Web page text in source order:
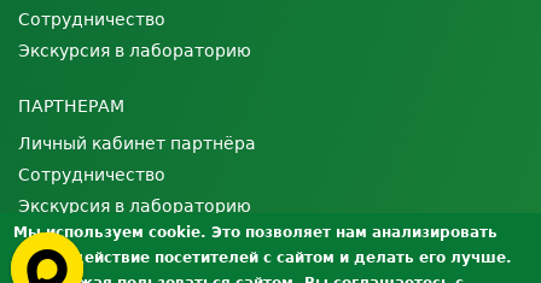
Сотрудничество
Экскурсия в лабораторию
ПАРТНЕРАМ
Личный кабинет партнёра
Сотрудничество
Экскурсия в лабораторию
О ЛАБОРАТОРИИ
Мы используем cookie. Это позволяет нам анализировать
взаимодействие посетителей с сайтом и делать его лучше.